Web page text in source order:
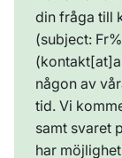
din fråga till
(subject:
någon av
tid. Vi
samt svaret
har